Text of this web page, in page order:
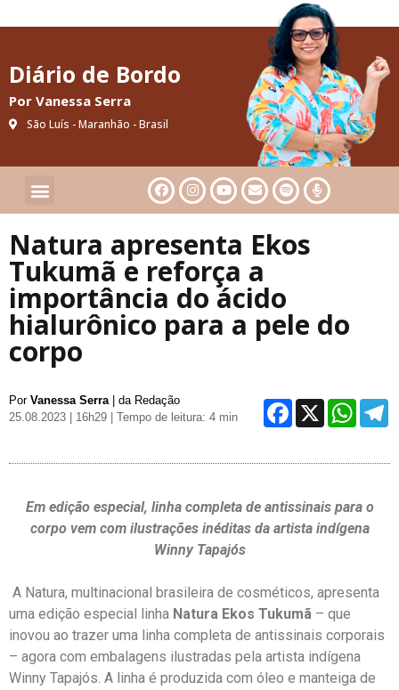
Diário de Bordo
Por Vanessa Serra
São Luís - Maranhão - Brasil
Natura apresenta Ekos
Tukumã e reforça a
importância do ácido
hialurônico para a pele do
corpo
Por Vanessa Serra| da Redação
25.08.2023 | 16h29
| Tempo de leitura: 4 min X
Em edição especial, linha completa de antissinais para o
corpo vem com ilustrações inéditas da artista indígena
Winny Tapajós
A Natura, multinacional brasileira de cosméticos, apresenta
uma edição especial linha Natura Ekos Tukumã – que
inovou ao trazer uma linha completa de antissinais corporais
– agora com embalagens ilustradas pela artista indígena
Winny Tapajós. A linha é produzida com óleo e manteiga de